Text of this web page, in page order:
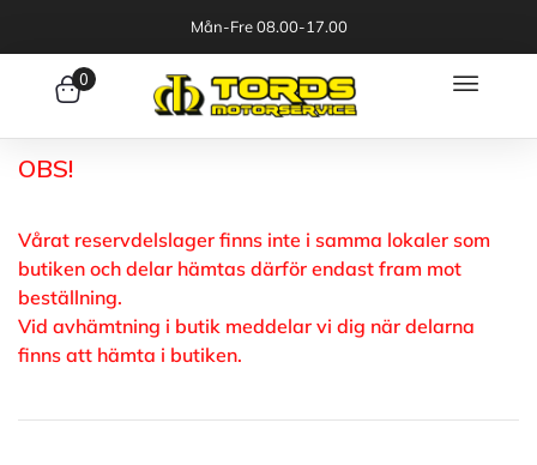
Mån-Fre 08.00-17.00
0
OBS!
Vårat reservdelslager finns inte i samma lokaler som
butiken och delar hämtas därför endast fram mot
beställning.
Vid avhämtning i butik meddelar vi dig när delarna
finns att hämta i butiken.